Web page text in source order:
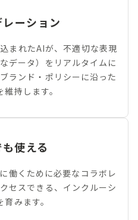
ーション
まれたAIが、不適切な表現
データ）をリアルタイムに
ランド・ポリシーに沿った
持します。
使える
働くために必要なコラボレ
セスできる、インクルーシ
みます。